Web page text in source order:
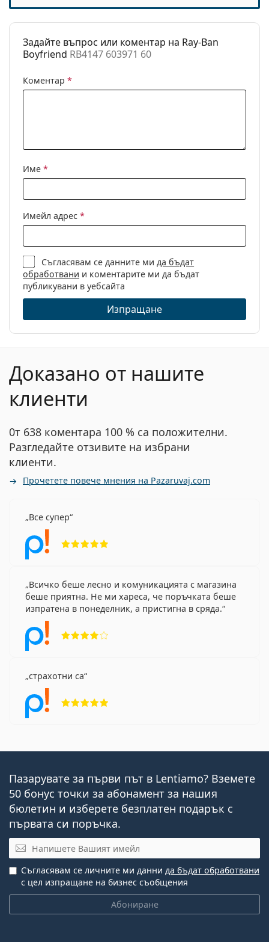
Марка:
Ray-Ban
Предназначение: Мода
Задайте въпрос или коментар на Ray-Ban
Boyfriend RB4147 603971 60
Коментар *
Име *
Имейл адрес *
Съгласявам се данните ми да бъдат
обработвани и коментарите ми да бъдат
публикувани в уебсайта
Изпращане
Доказано от нашите
клиенти
0т 638 коментара 100 % са положителни.
Разгледайте отзивите на избрани
клиенти.
Прочетете повече мнения на Pazaruvaj.com
Все супер
Всичко беше лесно и комуникацията с магазина
беше приятна. Не ми хареса, че поръчката беше
изпратена в понеделник, а пристигна в сряда.
страхотни са
Пазарувате за първи път в Lentiamo? Вземете
50 бонус точки за абонамент за нашия
бюлетин и изберете безплатен подарък с
първата си поръчка.
Имейл
Абониране
Съгласявам се личните ми данни да бъдат обработвани
с цел изпращане на бизнес съобщения